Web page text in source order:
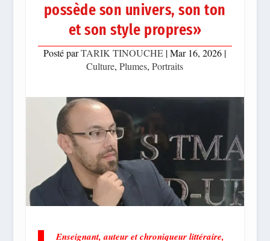
possède son univers, son ton
et son style propres»
Posté parTARIK TINOUCHE |Mar 16, 2026 |
Culture,Plumes,Portraits
Enseignant, auteur et chroniqueur littéraire,